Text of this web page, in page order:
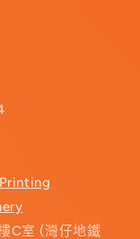
C室 (灣仔地鐵